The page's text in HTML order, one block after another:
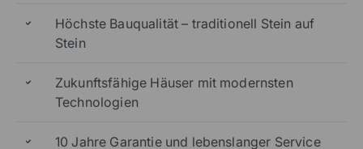
Höchste Bauqualität – traditionell Stein auf
Stein
Zukunftsfähige Häuser mit modernsten
Technologien
10 Jahre Garantie und lebenslanger Service